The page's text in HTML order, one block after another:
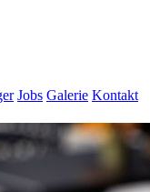
Jobs Galerie Kontakt